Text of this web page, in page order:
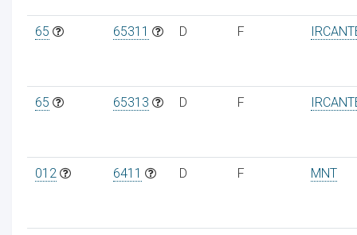
65 65311 D F
65 65313 D F
012 6411 D F MNT